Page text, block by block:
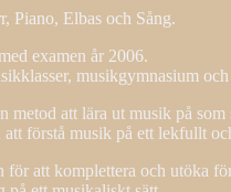
Piano, Elbas och Sång.
examen år 2006.
musikgymnasium
att lära ut musik på
förstå musik på ett lekfullt
att komplettera och utöka